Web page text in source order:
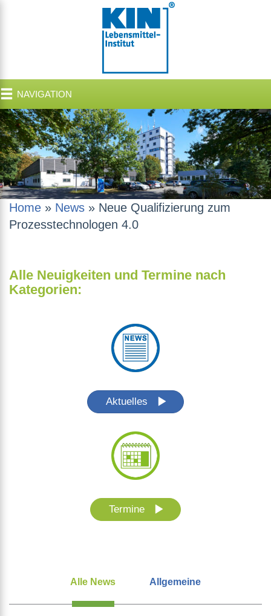
NAVIGATION
Home » News » Neue Qualifizierung zum
Prozesstechnologen 4.0
Alle Neuigkeiten und Termine nach
Kategorien:
Aktuelles
Termine
Alle News Allgemeine